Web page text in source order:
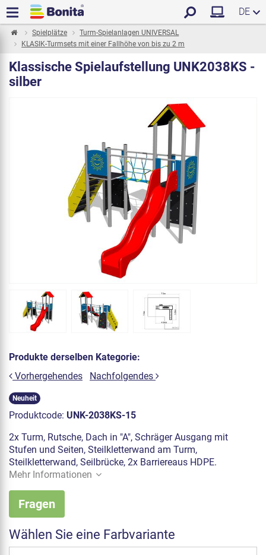
DE
Spielplätze
Turm-Spielanlagen UNIVERSAL
KLASIK-Turmsets mit einer Fallhöhe von bis zu 2 m
Klassische Spielaufstellung UNK2038KS -
silber
Produkte derselben Kategorie:
Vorhergehendes
Nachfolgendes
Neuheit
Produktcode: UNK-2038KS-15
2x Turm, Rutsche, Dach in "A", Schräger Ausgang mit
Stufen und Seiten, Steilkletterwand am Turm,
Steilkletterwand, Seilbrücke, 2x Barriereaus HDPE.
Mehr Informationen
Fragen
Wählen Sie eine Farbvariante